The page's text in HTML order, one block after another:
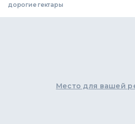
дорогие гектары
Место для вашей